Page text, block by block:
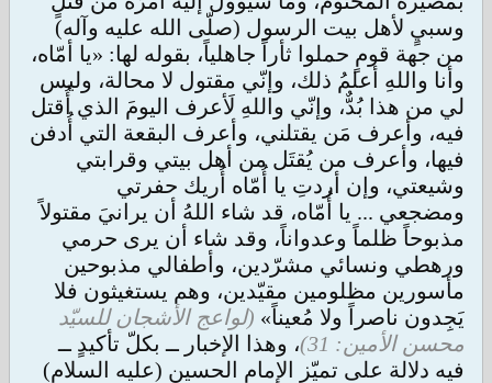
وسبيٍ لأهل بيت الرسول (صلّى الله عليه وآله)
من جهة قومٍ حملوا ثأراً جاهلياً، بقوله لها: «يا أمّاه،
وأنا واللهِ أعلمُ ذلك، وإنّي مقتول لا محالة، وليس
لي من هذا بُدٌّ، وإنّي واللهِ لَأعرف اليومَ الذي أُقتل
فيه، وأعرف مَن يقتلني، وأعرف البقعة التي أُدفن
فيها، وأعرف من يُقتَل من أهل بيتي وقرابتي
وشيعتي، وإن أردتِ يا أُمّاه أُريك حفرتي
ومضجعي ... يا أُمّاه، قد شاء اللهُ أن يرانيَ مقتولاً
مذبوحاً ظلماً وعدواناً، وقد شاء أن يرى حرمي
ورهطي ونسائي مشرّدين، وأطفالي مذبوحين
مأسورين مظلومين مقيّدين، وهم يستغيثون فلا
يَجِدون ناصراً ولا مُعيناً» (لواعج الأشجان للسيّد
محسن الأمين: 31)
، وهذا الإخبار ــ بكلّ تأكيدٍ ــ
فيه دلالة على تميّز الإمام الحسين (عليه السلام)